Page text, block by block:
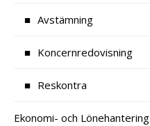
Avstämning
Koncernredovisning
Reskontra
Ekonomi- och Lönehantering